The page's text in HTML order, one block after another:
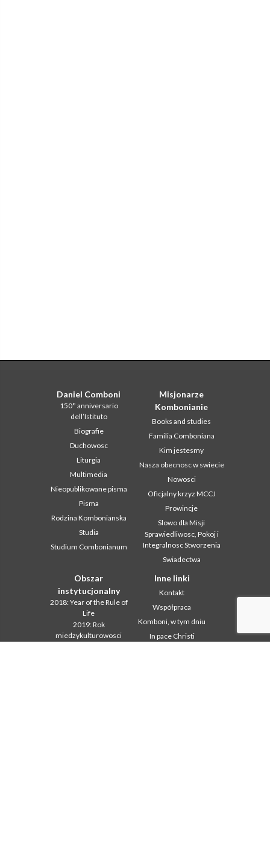
Daniel Comboni
150° anniversario
dell’Istituto
Biografie
Duchowosc
Liturgia
Multimedia
Nieopublikowane pisma
Pisma
Rodzina Kombonianska
Studia
Studium Combonianum
Misjonarze
Kombonianie
Books and studies
Familia Comboniana
Kim jestesmy
Nasza obecnosc w swiecie
Nowosci
Oficjalny krzyz MCCJ
Prowincje
Slowo dla Misji
Sprawiedliwosc, Pokoj i
Integralnosc Stworzenia
Swiadectwa
Obszar
instytucjonalny
2018: Year of the Rule of
Life
2019: Rok
miedzykulturowosci
Inne linki
Kontakt
Współpraca
Komboni, w tym dniu
In pace Christi